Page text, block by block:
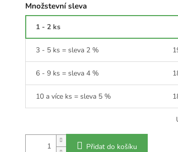
Množstevní sleva
1 - 2 ks
3 - 5 ks = sleva 2 %
6 - 9 ks = sleva 4 %
10 a více ks = sleva 5 %
Přidat do košíku